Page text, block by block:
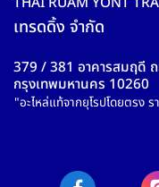
เทรดดิ้ง จำกัด
379 / 381 อาคารสมฤดี
กรุงเทพมหานคร 10260
"อะไหล่แท้จากยุโรปโดยตรง